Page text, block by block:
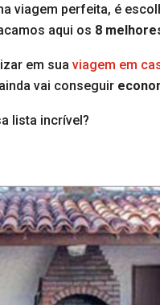
viagem perfeita, é
aqui os 8
em sua viagem em
vai conseguir
lista incrível?